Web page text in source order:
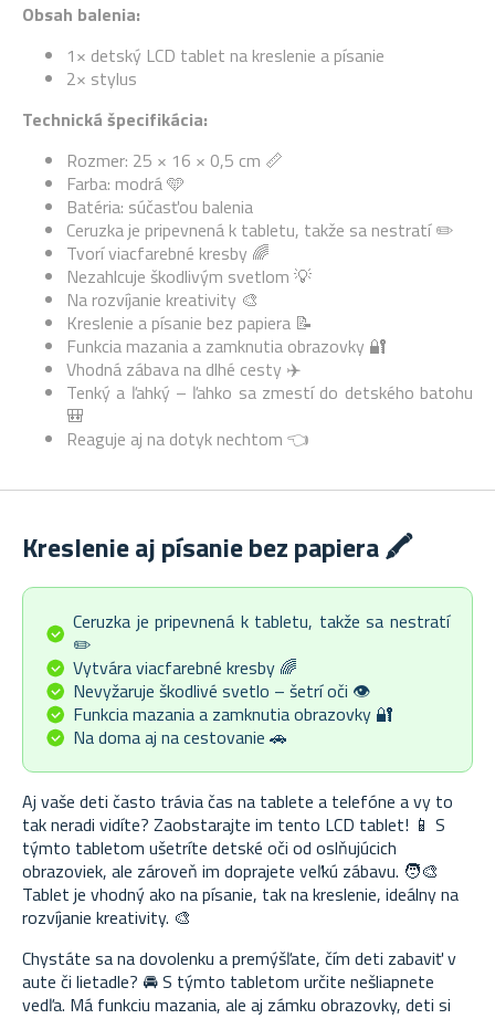
Obsah balenia:
1× detský LCD tablet na kreslenie a písanie
2× stylus
Technická špecifikácia:
Rozmer: 25 × 16 × 0,5 cm 📏
Farba: modrá 🩵
Batéria: súčasťou balenia
Ceruzka je pripevnená k tabletu, takže sa nestratí ✏️
Tvorí viacfarebné kresby 🌈
Nezahlcuje škodlivým svetlom 💡
Na rozvíjanie kreativity 🎨
Kreslenie a písanie bez papiera 📝
Funkcia mazania a zamknutia obrazovky 🔐
Vhodná zábava na dlhé cesty ✈️
Tenký a ľahký – ľahko sa zmestí do detského batohu
🎒
Reaguje aj na dotyk nechtom 👈
Kreslenie aj písanie bez papiera 🖍️
Ceruzka je pripevnená k tabletu, takže sa nestratí
✏️
Vytvára viacfarebné kresby 🌈
Nevyžaruje škodlivé svetlo – šetrí oči 👁️
Funkcia mazania a zamknutia obrazovky 🔐
Na doma aj na cestovanie 🚗
Aj vaše deti často trávia čas na tablete a telefóne a vy to
tak neradi vidíte? Zaobstarajte im tento LCD tablet! 📱 S
týmto tabletom ušetríte detské oči od oslňujúcich
obrazoviek, ale zároveň im doprajete veľkú zábavu. 🧑‍🎨
Tablet je vhodný ako na písanie, tak na kreslenie, ideálny na
rozvíjanie kreativity. 🎨
Chystáte sa na dovolenku a premýšľate, čím deti zabaviť v
aute či lietadle? 🚘 S týmto tabletom určite nešliapnete
vedľa. Má funkciu mazania, ale aj zámku obrazovky, deti si